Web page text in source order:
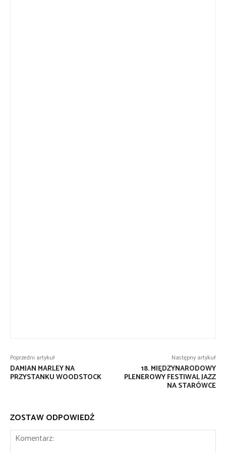
Poprzedni artykuł
DAMIAN MARLEY NA
PRZYSTANKU WOODSTOCK
Następny artykuł
18. MIĘDZYNARODOWY
PLENEROWY FESTIWAL JAZZ
NA STARÓWCE
ZOSTAW ODPOWIEDŹ